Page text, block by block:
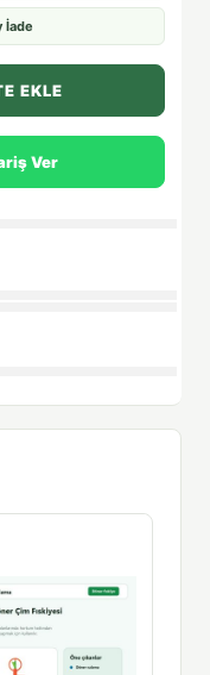
İade
EKLE
Ver